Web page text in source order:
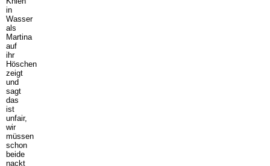
in
Wasser
als
Martina
auf
ihr
Höschen
zeigt
und
sagt
das
ist
unfair,
wir
müssen
schon
beide
nackt